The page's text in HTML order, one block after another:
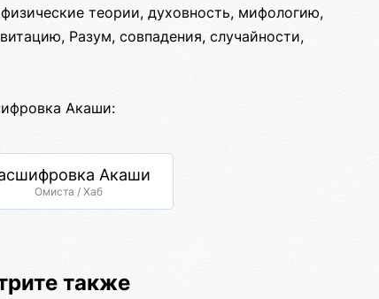
теории, духовность, мифологию,
Разум, совпадения, случайности,
Акаши:
Акаши
Омиста / Хаб
также